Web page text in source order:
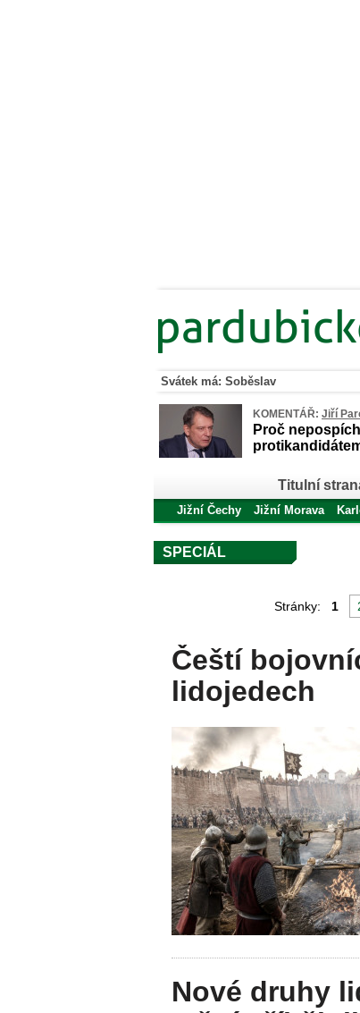
Svátek má: Soběslav
KOMENTÁŘ: Jiří
Proč
Titulní
Jižní Čechy Jižní Morava
SPECIÁL
Stránky: 1
Čeští
lidojedech
Nové druhy